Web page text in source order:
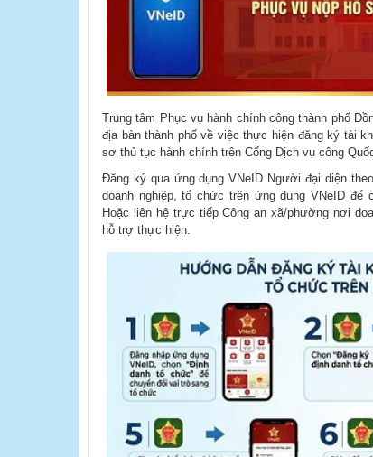
Trung tâm Phục vụ hành chính công thành phố
địa bàn thành phố về việc thực hiện đăng ký tài
sơ thủ tục hành chính trên Cổng Dịch vụ công
Đăng ký qua ứng dụng VNeID Người đại diện
doanh nghiệp, tổ chức trên ứng dụng VNeID
Hoặc liên hệ trực tiếp Công an xã/phường nơi
hỗ trợ thực hiện.